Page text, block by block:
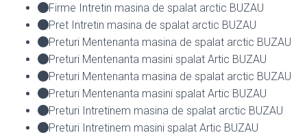
Firme Intretin masina de spalat arctic BUZAU
Pret Intretin masina de spalat arctic BUZAU
Preturi Mentenanta masina de spalat arctic BUZAU
Preturi Mentenanta masini spalat Artic BUZAU
Preturi Mentenanta masina de spalat arctic BUZAU
Preturi Mentenanta masini spalat Artic BUZAU
Preturi Intretinem masina de spalat arctic BUZAU
Preturi Intretinem masini spalat Artic BUZAU